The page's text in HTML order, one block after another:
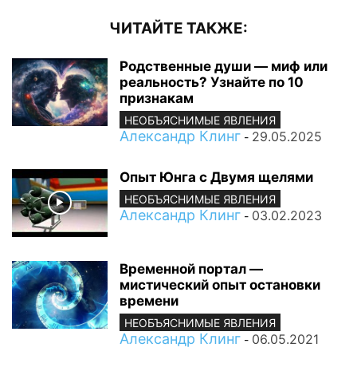
ЧИТАЙТЕ ТАКЖЕ:
Родственные души — миф или
реальность? Узнайте по 10
признакам
НЕОБЪЯСНИМЫЕ ЯВЛЕНИЯ
Александр Клинг - 29.05.2025
Опыт Юнга с Двумя щелями
НЕОБЪЯСНИМЫЕ ЯВЛЕНИЯ
Александр Клинг - 03.02.2023
Временной портал —
мистический опыт остановки
времени
НЕОБЪЯСНИМЫЕ ЯВЛЕНИЯ
Александр Клинг - 06.05.2021